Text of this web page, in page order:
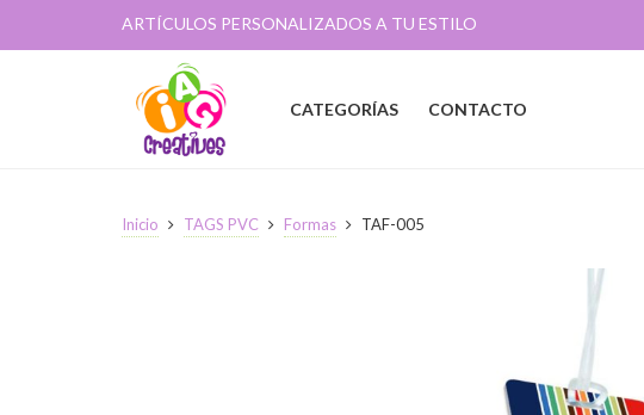
ARTÍCULOS PERSONALIZADOS A TU ESTILO
CATEGORÍAS CONTACTO
Inicio TAGS PVC Formas TAF-005